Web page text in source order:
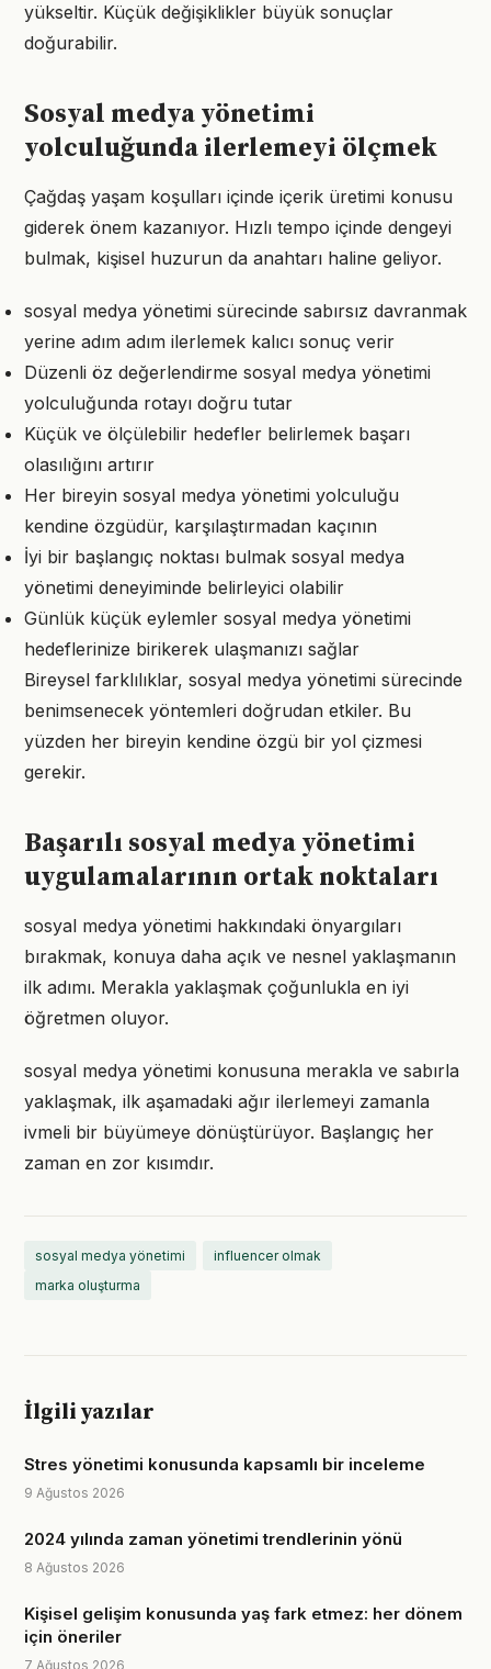
yükseltir. Küçük değişiklikler büyük sonuçlar
doğurabilir.
Sosyal medya yönetimi
yolculuğunda ilerlemeyi ölçmek
Çağdaş yaşam koşulları içinde içerik üretimi konusu
giderek önem kazanıyor. Hızlı tempo içinde dengeyi
bulmak, kişisel huzurun da anahtarı haline geliyor.
sosyal medya yönetimi sürecinde sabırsız davranmak
yerine adım adım ilerlemek kalıcı sonuç verir
Düzenli öz değerlendirme sosyal medya yönetimi
yolculuğunda rotayı doğru tutar
Küçük ve ölçülebilir hedefler belirlemek başarı
olasılığını artırır
Her bireyin sosyal medya yönetimi yolculuğu
kendine özgüdür, karşılaştırmadan kaçının
İyi bir başlangıç noktası bulmak sosyal medya
yönetimi deneyiminde belirleyici olabilir
Günlük küçük eylemler sosyal medya yönetimi
hedeflerinize birikerek ulaşmanızı sağlar
Bireysel farklılıklar, sosyal medya yönetimi sürecinde
benimsenecek yöntemleri doğrudan etkiler. Bu
yüzden her bireyin kendine özgü bir yol çizmesi
gerekir.
Başarılı sosyal medya yönetimi
uygulamalarının ortak noktaları
sosyal medya yönetimi hakkındaki önyargıları
bırakmak, konuya daha açık ve nesnel yaklaşmanın
ilk adımı. Merakla yaklaşmak çoğunlukla en iyi
öğretmen oluyor.
sosyal medya yönetimi konusuna merakla ve sabırla
yaklaşmak, ilk aşamadaki ağır ilerlemeyi zamanla
ivmeli bir büyümeye dönüştürüyor. Başlangıç her
zaman en zor kısımdır.
sosyal medya yönetimi
influencer olmak
marka oluşturma
İlgili yazılar
Stres yönetimi konusunda kapsamlı bir inceleme
9 Ağustos 2026
2024 yılında zaman yönetimi trendlerinin yönü
8 Ağustos 2026
Kişisel gelişim konusunda yaş fark etmez: her dönem
için öneriler
7 Ağustos 2026